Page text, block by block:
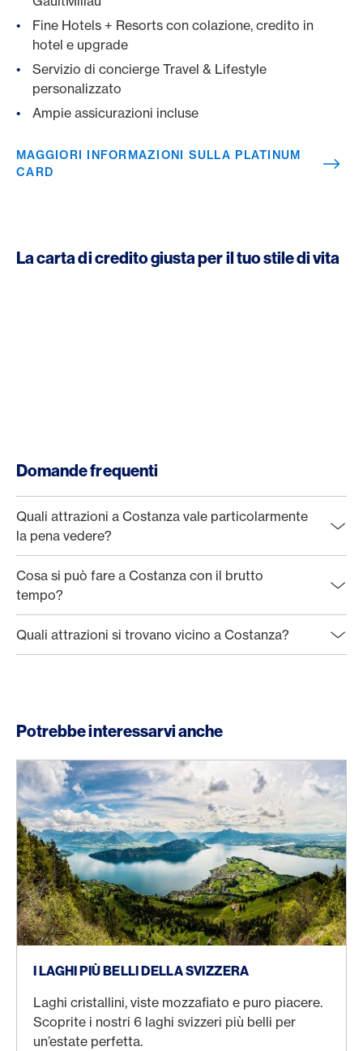
Fine Hotels + Resorts con colazione, credito in
hotel e upgrade
Servizio di concierge Travel & Lifestyle
personalizzato
Ampie assicurazioni incluse
MAGGIORI INFORMAZIONI SULLA PLATINUM
CARD
La carta di credito giusta per il tuo stile di vita
Domande frequenti
Quali attrazioni a Costanza vale particolarmente
la pena vedere?
Cosa si può fare a Costanza con il brutto
tempo?
Quali attrazioni si trovano vicino a Costanza?
Potrebbe interessarvi anche
I LAGHI PIÙ BELLI DELLA SVIZZERA
Laghi cristallini, viste mozzafiato e puro piacere.
Scoprite i nostri 6 laghi svizzeri più belli per
un’estate perfetta.